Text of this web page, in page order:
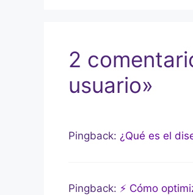
2
usuario»
Pingback: ¿Qué es el
Pingback: ⚡ Cómo